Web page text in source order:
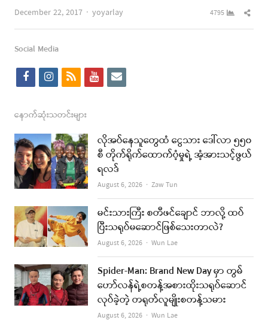
December 22, 2017
Author
yoyarlay 4795
Social Media
f
c
e
b
o
o
k
i
s
t
a
g
r
a
m
r
s
y
t
u
b
e
e
l
နောက်ဆုံးသတင်းများ
လိုအပ်နေသူတွေထံ ငွေသား ဒေါ်လာ ၅၅၀
စီ တိုက်ရိုက်ထောက်ပံ့မှုရဲ့ အံ့အားသင့်ဖွယ်
ရလဒ်
August 6, 2026 Author
Zaw Tun
မင်းသားကြီး စတီဖင်ချောင် ဘာလို့ ထပ်
ပြီးသရုပ်မဆောင်ဖြစ်သေးတာလဲ?
August 6, 2026 Author
Wun Lae
Spider-Man: Brand New Day မှာ တွမ်
ဟော်လန်ရဲ့စတန့်အစားထိုးသရုပ်ဆောင်
လုပ်ခဲ့တဲ့ တရုတ်လူမျိုးစတန့်သမား
August 6, 2026 Author
Wun Lae